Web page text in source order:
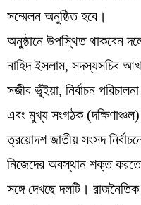
সম্মেলন অনুষ্ঠিত হবে।
অনুষ্ঠানে উপস্থিত থাকবেন
নাহিদ ইসলাম, সদস্যসচিব
সজীব ভুঁইয়া, নির্বাচন
এবং মুখ্য সংগঠক
ত্রয়োদশ জাতীয় সংসদ
নিজেদের অবস্থান শক্ত
সঙ্গে দেখছে দলটি।